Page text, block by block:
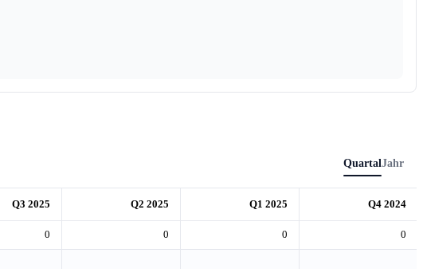
QuartalJahr
Q3 2025 Q2 2025 Q1 2025 Q4 2024
0 0 0 0